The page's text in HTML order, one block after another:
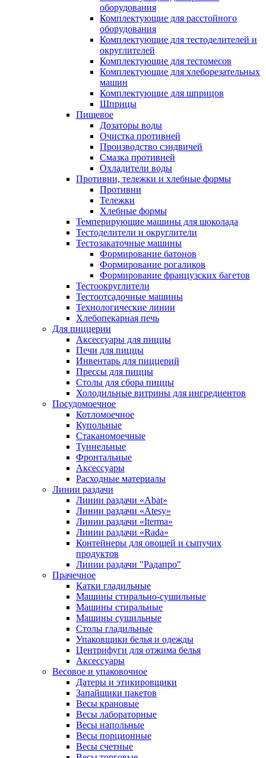
оборудования
Комплектующие для расстойного
оборудования
Комплектующие для тестоделителей и
округлителей
Комплектующие для тестомесов
Комплектующие для хлеборезательных
машин
Комплектующие для шприцов
Шприцы
Пищевое
Дозаторы воды
Очистка противней
Производство сэндвичей
Смазка противней
Охладители воды
Противни, тележки и хлебные формы
Противни
Тележки
Хлебные формы
Темперирующие машины для шоколада
Тестоделители и округлители
Тестозакаточные машины
Формирование батонов
Формирование рогаликов
Формирование французских багетов
Тестоокруглители
Тестоотсадочные машины
Технологические линии
Хлебопекарная печь
Для пиццерии
Аксессуары для пиццы
Печи для пиццы
Инвентарь для пиццерий
Прессы для пиццы
Столы для сбора пиццы
Холодильные витрины для ингредиентов
Посудомоечное
Котломоечное
Купольные
Стаканомоечные
Туннельные
Фронтальные
Аксессуары
Расходные материалы
Линии раздачи
Линии раздачи «Abat»
Линии раздачи «Atesy»
Линии раздачи «Iterma»
Линии раздачи «Rada»
Контейнеры для овощей и сыпучих
продуктов
Линии раздачи "Радапро"
Прачечное
Катки гладильные
Машины стирально-сушильные
Машины стиральные
Машины сушильные
Столы гладильные
Упаковщики белья и одежды
Центрифуги для отжима белья
Аксессуары
Весовое и упаковочное
Датеры и этикировщики
Запайщики пакетов
Весы крановые
Весы лабораторные
Весы напольные
Весы порционные
Весы счетные